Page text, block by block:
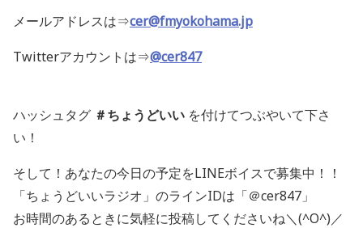
メールアドレスは⇒cer@fmyokohama.jp
Twitterアカウントは⇒@cer847
ハッシュタグ ＃ちょうどいい を付けてつぶやいて下さ
い！
そして！あなたの今日の予定をLINEボイスで募集中！！
「ちょうどいいラジオ」のラインIDは「＠cer847」
お時間のあるときに気軽に投稿してくださいね＼(^O^)／